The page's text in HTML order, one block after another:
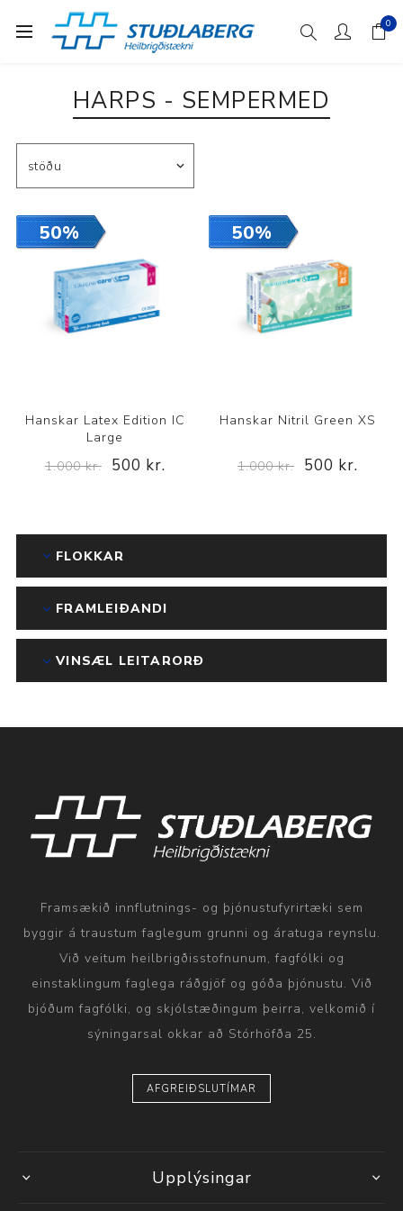
0
HARPS - SEMPERMED
50%
Hanskar Latex Edition IC
Large
1.000 kr.
500 kr.
50%
Hanskar Nitril Green XS
1.000 kr. 500 kr.
FLOKKAR
FRAMLEIÐANDI
VINSÆL LEITARORÐ
Framsækið innflutnings- og þjónustufyrirtæki sem
byggir á traustum faglegum grunni og áratuga reynslu.
Við veitum heilbrigðisstofnunum, fagfólki og
einstaklingum faglega ráðgjöf og góða þjónustu. Við
bjóðum fagfólki, og skjólstæðingum þeirra, velkomið í
sýningarsal okkar að Stórhöfða 25.
AFGREIÐSLUTÍMAR
Upplýsingar